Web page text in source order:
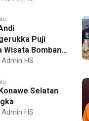
Puji
Wisata Bombana
Admin HS
Selatan
Admin HS